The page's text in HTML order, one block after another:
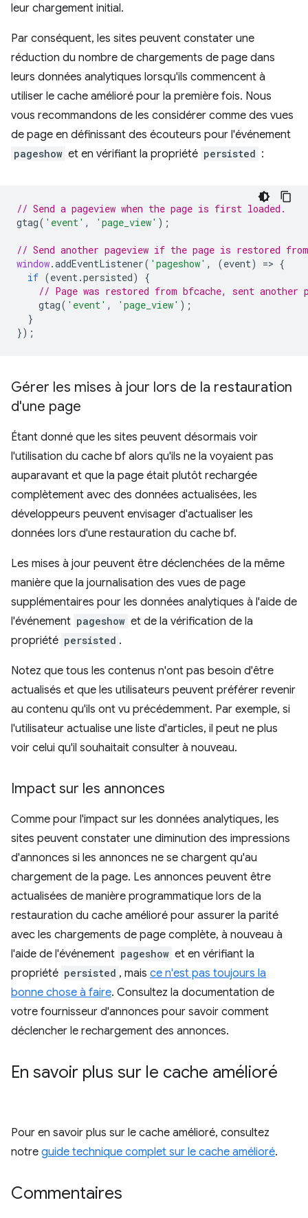
leur chargement initial.
Par conséquent, les sites peuvent constater une
réduction du nombre de chargements de page dans
leurs données analytiques lorsqu'ils commencent à
utiliser le cache amélioré pour la première fois. Nous
vous recommandons de les considérer comme des vues
de page en définissant des écouteurs pour l'événement
pageshow et en vérifiant la propriété persisted :
// Send a pageview when the page is first loaded.
gtag( 'event' , 'page_view' );
// Send another pageview if the page is restored
window.addEventListener( 'pageshow' , (event) => {
if (event.persisted)
{
// Page was restored from bfcache, sent another
gtag( 'event' , 'page_view' );
}
});
Gérer les mises à jour lors de la restauration
d'une page
Étant donné que les sites peuvent désormais voir
l'utilisation du cache bf alors qu'ils ne la voyaient pas
auparavant et que la page était plutôt rechargée
complètement avec des données actualisées, les
développeurs peuvent envisager d'actualiser les
données lors d'une restauration du cache bf.
Les mises à jour peuvent être déclenchées de la même
manière que la journalisation des vues de page
supplémentaires pour les données analytiques à l'aide de
l'événement pageshow et de la vérification de la
propriété persisted .
Notez que tous les contenus n'ont pas besoin d'être
actualisés et que les utilisateurs peuvent préférer revenir
au contenu qu'ils ont vu précédemment. Par exemple, si
l'utilisateur actualise une liste d'articles, il peut ne plus
voir celui qu'il souhaitait consulter à nouveau.
Impact sur les annonces
Comme pour l'impact sur les données analytiques, les
sites peuvent constater une diminution des impressions
d'annonces si les annonces ne se chargent qu'au
chargement de la page. Les annonces peuvent être
actualisées de manière programmatique lors de la
restauration du cache amélioré pour assurer la parité
avec les chargements de page complète, à nouveau à
l'aide de l'événement pageshow et en vérifiant la
propriété persisted , mais ce n'est pas toujours la
bonne chose à faire. Consultez la documentation de
votre fournisseur d'annonces pour savoir comment
déclencher le rechargement des annonces.
En savoir plus sur le cache amélioré
Pour en savoir plus sur le cache amélioré, consultez
notre guide technique complet sur le cache amélioré.
Commentaires